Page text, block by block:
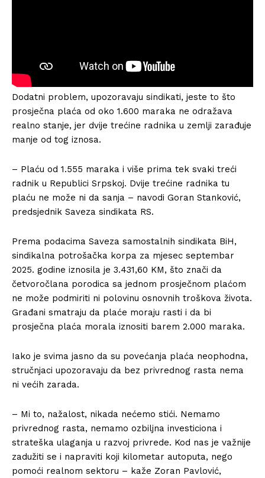
Dodatni problem, upozoravaju sindikati, jeste to što
prosječna plaća od oko 1.600 maraka ne odražava
realno stanje, jer dvije trećine radnika u zemlji zarađuje
manje od tog iznosa.
– Plaću od 1.555 maraka i više prima tek svaki treći
radnik u Republici Srpskoj. Dvije trećine radnika tu
plaću ne može ni da sanja – navodi Goran Stanković,
predsjednik Saveza sindikata RS.
Prema podacima Saveza samostalnih sindikata BiH,
sindikalna potrošačka korpa za mjesec septembar
2025. godine iznosila je 3.431,60 KM, što znači da
četvoročlana porodica sa jednom prosječnom plaćom
ne može podmiriti ni polovinu osnovnih troškova života.
Građani smatraju da plaće moraju rasti i da bi
prosječna plaća morala iznositi barem 2.000 maraka.
Iako je svima jasno da su povećanja plaća neophodna,
stručnjaci upozoravaju da bez privrednog rasta nema
ni većih zarada.
– Mi to, nažalost, nikada nećemo stići. Nemamo
privrednog rasta, nemamo ozbiljna investiciona i
strateška ulaganja u razvoj privrede. Kod nas je važnije
zadužiti se i napraviti koji kilometar autoputa, nego
pomoći realnom sektoru – kaže Zoran Pavlović,